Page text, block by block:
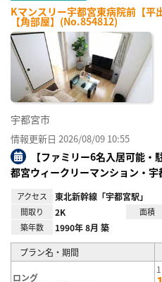
Kマンスリー宇都宮東病院前【平
【角部屋】(No.854812)
宇都宮市
情報更新日 2026/08/09 10:55
【ファミリー6名入居可能
都宮ウィークリーマンション・
アクセス 東北新幹線「宇都宮駅」
間取り 2K 面積
築年数 1990年 8月 築
プラン名・期間
ロング